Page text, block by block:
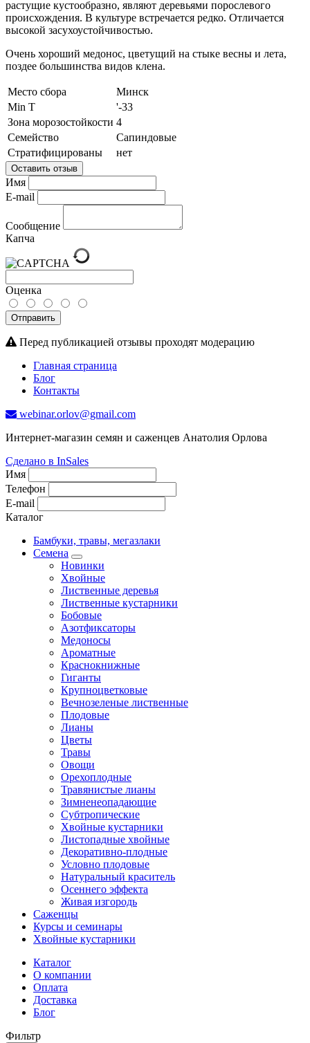
растущие кустообразно, являют деревьями порослевого
происхождения. В культуре встречается редко. Отличается
высокой засухоустойчивостью.
Очень хороший медонос, цветущий на стыке весны и лета,
поздее большинства видов клена.
Место сбора
Минск
Min T
'-33
Зона морозостойкости 4
Семейство
Сапиндовые
Стратифицированы
нет
Оставить отзыв
Имя
E-mail
Сообщение
Капча
Оценка
Отправить
Перед публикацией отзывы проходят модерацию
Главная страница
Блог
Контакты
webinar.orlov@gmail.com
Интернет-магазин семян и саженцев Анатолия Орлова
Сделано в InSales
Имя
Телефон
E-mail
Каталог
Бамбуки, травы, мегазлаки
Семена
Новинки
Хвойные
Лиственные деревья
Лиственные кустарники
Бобовые
Азотфиксаторы
Медоносы
Ароматные
Краснокнижные
Гиганты
Крупноцветковые
Вечнозеленые лиственные
Плодовые
Лианы
Цветы
Травы
Овощи
Орехоплодные
Травянистые лианы
Зимненеопадающие
Субтропические
Хвойные кустарники
Листопадные хвойные
Декоративно-плодные
Условно плодовые
Натуральный краситель
Осеннего эффекта
Живая изгородь
Саженцы
Курсы и семинары
Хвойные кустарники
Каталог
О компании
Оплата
Доставка
Блог
Фильтр